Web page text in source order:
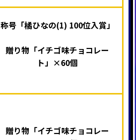
称号「橘ひなの(1) 100位入賞」
贈り物「イチゴ味チョコレー
ト」×60個
贈り物「イチゴ味チョコレー